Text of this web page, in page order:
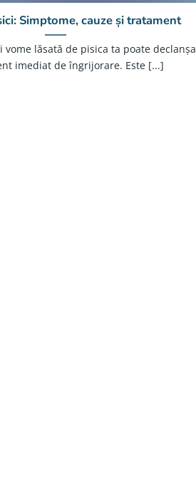
Simptome, cauze și tratament
vome lăsată de pisica ta poate declanșa
imediat de îngrijorare. Este [...]